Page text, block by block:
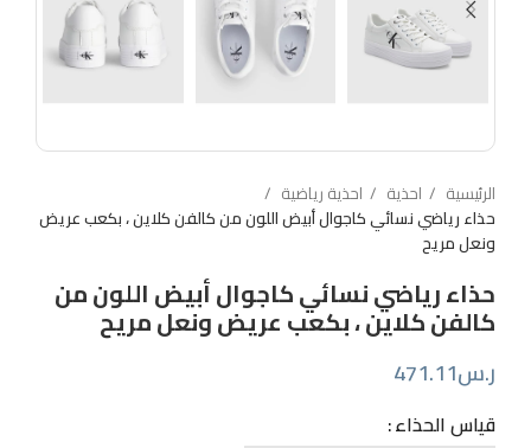
الرئيسية احذية
احذية رياضية
حذاء رياضي نسائي كاجوال أبيض اللون من كالفن كلاين ، بكعب عريض
ونعل مريح
حذاء رياضي نسائي كاجوال أبيض اللون من
كالفن كلاين ، بكعب عريض ونعل مريح
ر.س471.11
قياس الحذاء